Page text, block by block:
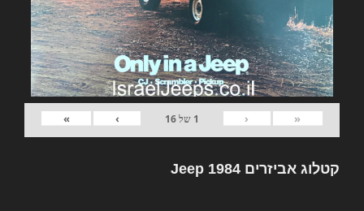
«
‹
1 של16
›
»
קטלוג אביזרים Jeep 1984